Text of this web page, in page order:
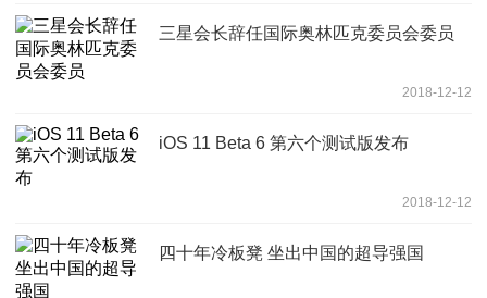
三星会长辞任国际奥林匹克委员会委员
2018-12-12
iOS 11 Beta 6 第六个测试版发布
2018-12-12
四十年冷板凳 坐出中国的超导强国